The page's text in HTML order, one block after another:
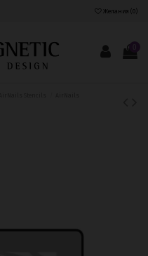
Желания (0)
0